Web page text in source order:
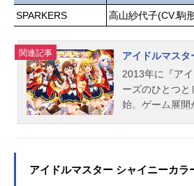
カツカードを使
ションに挑戦し
アイドルいちご
イドル活動が
アイカツ！放送
ュール2012年
年9月26日（木
もよ藤堂ユリ
くら：安野希
SPARKERS
高山紗代子(CV.駒
関連記事
アイドルマスタ
2013年に『ア
ーズのひとつと
始。ゲーム展開
ドルマスターミ
アイドルマスター シャイニーカラ